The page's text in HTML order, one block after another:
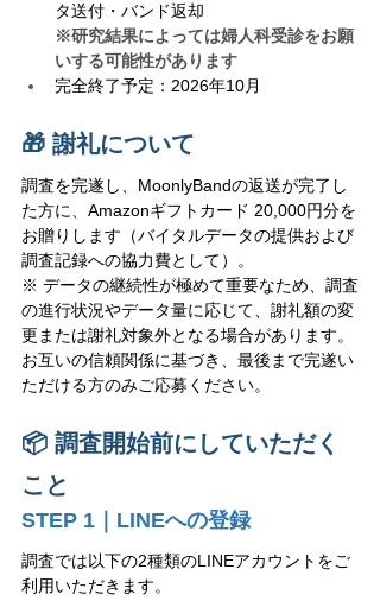
タ送付・バンド返却
※研究結果によっては婦人科受診をお願
いする可能性があります
完全終了予定：2026年10月
🎁 謝礼について
調査を完遂し、MoonlyBandの返送が完了し
た方に、Amazonギフトカード 20,000円分を
お贈りします（バイタルデータの提供および
調査記録への協力費として）。
※ データの継続性が極めて重要なため、調査
の進行状況やデータ量に応じて、謝礼額の変
更または謝礼対象外となる場合があります。
お互いの信頼関係に基づき、最後まで完遂い
ただける方のみご応募ください。
📦 調査開始前にしていただく
こと
STEP 1｜LINEへの登録
調査では以下の2種類のLINEアカウントをご
利用いただきます。